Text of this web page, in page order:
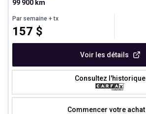
99 900 km
Par semaine + tx
157 $
Voir les détails
Consultez l'historique
Commencer votre achat